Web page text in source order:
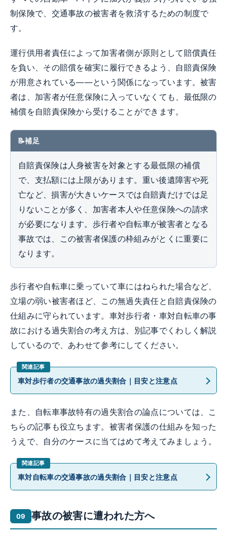
制保険で、交通事故の被害者を救済するための制度で
す。
運行供用者責任によって加害者側が原則として賠償責任
を負い、その賠償を確実に履行できるよう、自賠責保険
が用意されている――という関係になっています。被害
者は、加害者が任意保険に入っていなくても、最低限の
補償を自賠責保険から受けることができます。
補足
自賠責保険は人身被害を対象とする最低限の補償
で、支払額には上限があります。重い後遺障害や死
亡など、損害が大きいケースでは自賠責だけでは足
りないことが多く、加害者本人や任意保険への請求
が必要になります。歩行者や自転車が被害者となる
事故では、この被害者保護の枠組みがとくに重要に
なります。
歩行者や自転車に乗っていて車にはねられた場合など、
立場の弱い被害者ほど、この無過失責任と自賠責保険の
仕組みに守られています。車対歩行者・車対自転車の事
故における過失割合の考え方は、別記事でくわしく解説
しているので、あわせて参考にしてください。
車対歩行者の交通事故の過失割合｜目安と注意点
また、自転車事故特有の過失割合の論点については、こ
ちらの記事も役立ちます。被害者保護の仕組みを知った
うえで、自分のケースに当てはめて考えてみましょう。
車対自転車の交通事故の過失割合｜目安と注意点
事故の被害に遭われた方へ